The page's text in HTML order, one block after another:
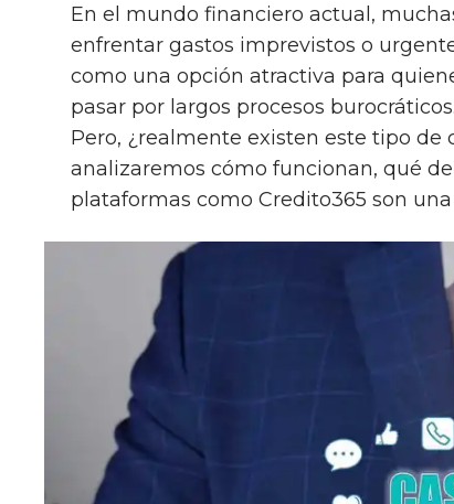
En el mundo financiero actual,
enfrentar gastos imprevistos o
como una opción atractiva para
pasar por largos procesos burocráticos.
Pero, ¿realmente existen este tipo
analizaremos cómo funcionan, qué
plataformas como Credito365 son una